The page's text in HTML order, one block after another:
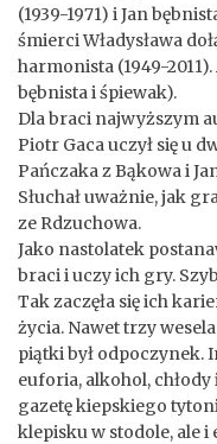
(1939-1971) i Jan
śmierci Władysława
harmonista (1949-
bębnista i śpiewak).
Dla braci najwyższym
Piotr Gaca uczył się u
Pańczaka z Bąkowa i
Słuchał uważnie, jak
ze Rdzuchowa.
Jako nastolatek
braci i uczy ich gry.
Tak zaczęła się ich
życia. Nawet trzy
piątki był odpoczynek.
euforia, alkohol,
gazetę kiepskiego
klepisku w stodole, ale